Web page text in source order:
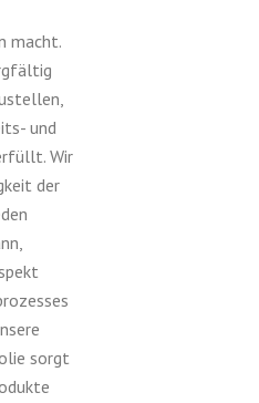
macht.
und
Wir
der
sorgt